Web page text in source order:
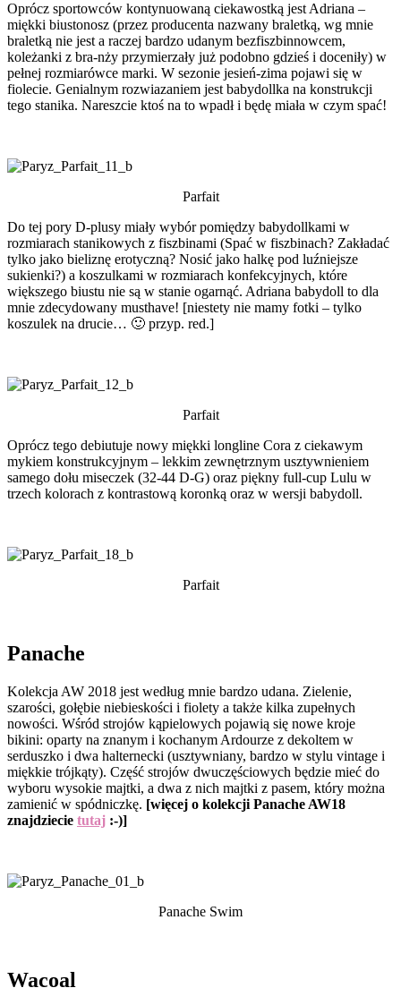
Oprócz sportowców kontynuowaną ciekawostką jest Adriana –
miękki biustonosz (przez producenta nazwany braletką, wg mnie
braletką nie jest a raczej bardzo udanym bezfiszbinnowcem,
koleżanki z bra-nży przymierzały już podobno gdzieś i doceniły) w
pełnej rozmiarówce marki. W sezonie jesień-zima pojawi się w
fiolecie. Genialnym rozwiazaniem jest babydollka na konstrukcji
tego stanika. Nareszcie ktoś na to wpadł i będę miała w czym spać!
Parfait
Do tej pory D-plusy miały wybór pomiędzy babydollkami w
rozmiarach stanikowych z fiszbinami (Spać w fiszbinach? Zakładać
tylko jako bieliznę erotyczną? Nosić jako halkę pod luźniejsze
sukienki?) a koszulkami w rozmiarach konfekcyjnych, które
większego biustu nie są w stanie ogarnąć. Adriana babydoll to dla
mnie zdecydowany musthave! [niestety nie mamy fotki – tylko
koszulek na drucie… 🙂 przyp. red.]
Parfait
Oprócz tego debiutuje nowy miękki longline Cora z ciekawym
mykiem konstrukcyjnym – lekkim zewnętrznym usztywnieniem
samego dołu miseczek (32-44 D-G) oraz piękny full-cup Lulu w
trzech kolorach z kontrastową koronką oraz w wersji babydoll.
Parfait
Panache
Kolekcja AW 2018 jest według mnie bardzo udana. Zielenie,
szarości, gołębie niebieskości i fiolety a także kilka zupełnych
nowości. Wśród strojów kąpielowych pojawią się nowe kroje
bikini: oparty na znanym i kochanym Ardourze z dekoltem w
serduszko i dwa halternecki (usztywniany, bardzo w stylu vintage i
miękkie trójkąty). Część strojów dwuczęściowych będzie mieć do
wyboru wysokie majtki, a dwa z nich majtki z pasem, który można
zamienić w spódniczkę. [więcej o kolekcji Panache AW18
znajdziecie tutaj :-)]
Panache Swim
Wacoal